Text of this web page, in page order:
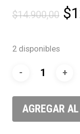
$14.900,00 $
2 disponibles
AGREGAR